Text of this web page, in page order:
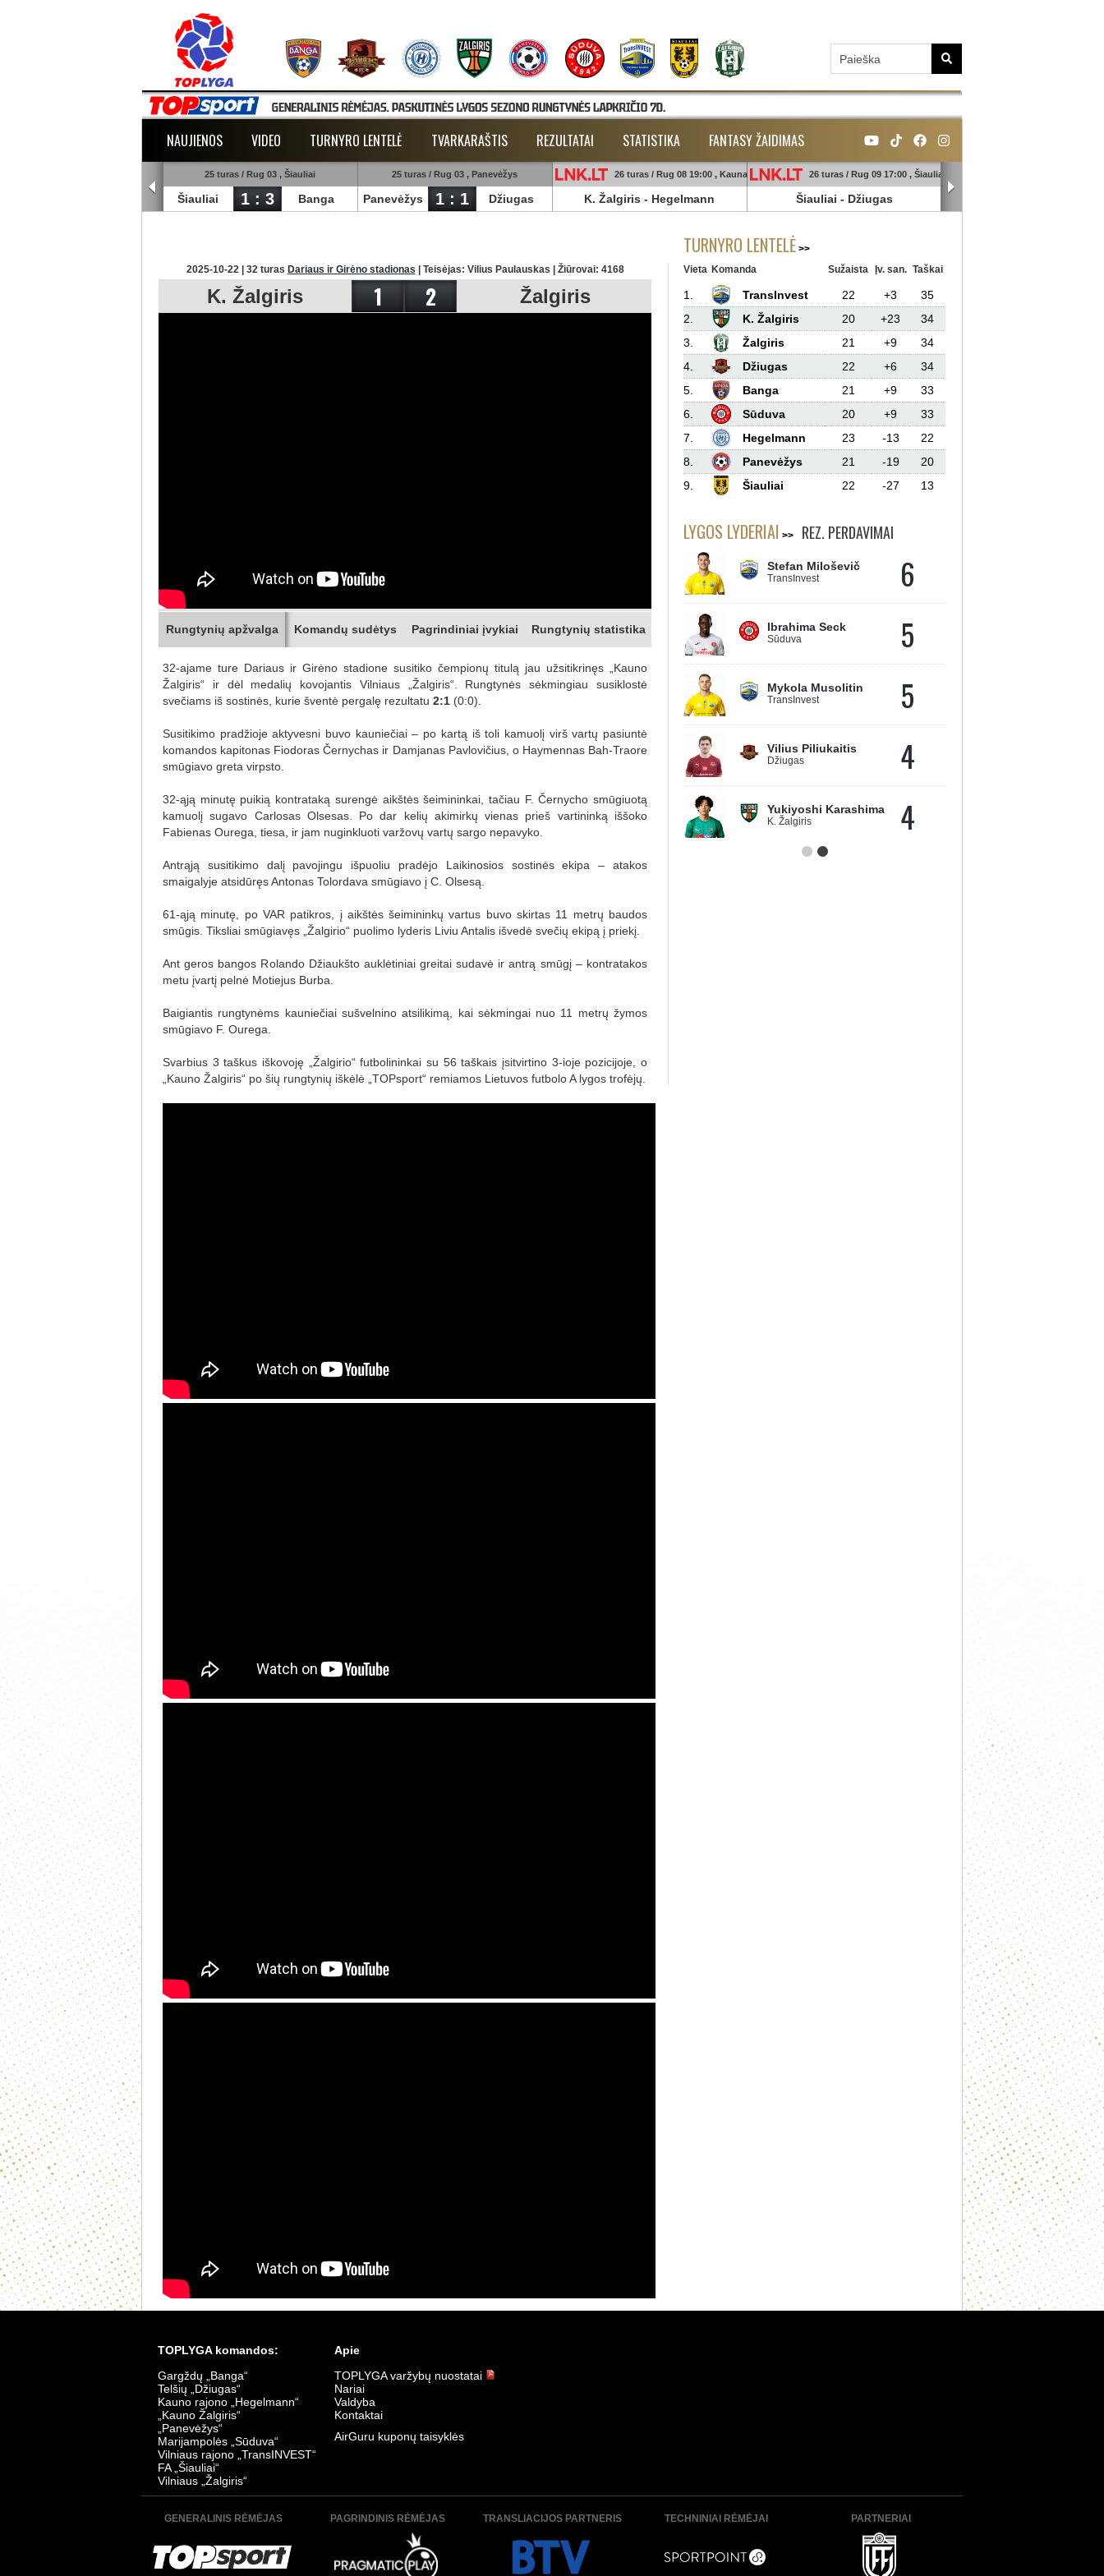
NAUJIENOS VIDEO TURNYRO LENTELĖ TVARKARAŠTIS REZULTATAI STATISTIKA FANTASY ŽAIDIMAS
25 turas / Rug 03 , Šiauliai
Šiauliai 1 : 3 Banga
25 turas / Rug 03 , Panevėžys
Panevėžys 1 : 1 Džiugas
26 turas / Rug 08 19:00 , Kaunas
K. Žalgiris - Hegelmann
26 turas / Rug 09 17:00 , Šiauliai
Šiauliai - Džiugas
2025-10-22 | 32 turas Dariaus ir Girėno stadionas | Teisėjas: Vilius Paulauskas | Žiūrovai: 4168
K. Žalgiris 1 2 Žalgiris
Rungtynių apžvalga Komandų sudėtys Pagrindiniai įvykiai Rungtynių statistika
32-ajame ture Dariaus ir Girėno stadione susitiko čempionų titulą jau užsitikrinęs „Kauno
Žalgiris“ ir dėl medalių kovojantis Vilniaus „Žalgiris“. Rungtynės sėkmingiau susiklostė
svečiams iš sostinės, kurie šventė pergalę rezultatu 2:1 (0:0).
Susitikimo pradžioje aktyvesni buvo kauniečiai – po kartą iš toli kamuolį virš vartų pasiuntė
komandos kapitonas Fiodoras Černychas ir Damjanas Pavlovičius, o Haymennas Bah-Traore
smūgiavo greta virpsto.
32-ąją minutę puikią kontrataką surengė aikštės šeimininkai, tačiau F. Černycho smūgiuotą
kamuolį sugavo Carlosas Olsesas. Po dar kelių akimirkų vienas prieš vartininką iššoko
Fabienas Ourega, tiesa, ir jam nuginkluoti varžovų vartų sargo nepavyko.
Antrąją susitikimo dalį pavojingu išpuoliu pradėjo Laikinosios sostinės ekipa – atakos
smaigalyje atsidūręs Antonas Tolordava smūgiavo į C. Olsesą.
61-ąją minutę, po VAR patikros, į aikštės šeimininkų vartus buvo skirtas 11 metrų baudos
smūgis. Tiksliai smūgiavęs „Žalgirio“ puolimo lyderis Liviu Antalis išvedė svečių ekipą į priekį.
Ant geros bangos Rolando Džiaukšto auklėtiniai greitai sudavė ir antrą smūgį – kontratakos
metu įvartį pelnė Motiejus Burba.
Baigiantis rungtynėms kauniečiai sušvelnino atsilikimą, kai sėkmingai nuo 11 metrų žymos
smūgiavo F. Ourega.
Svarbius 3 taškus iškovoję „Žalgirio“ futbolininkai su 56 taškais įsitvirtino 3-ioje pozicijoje, o
„Kauno Žalgiris“ po šių rungtynių iškėlė „TOPsport“ remiamos Lietuvos futbolo A lygos trofėjų.
TURNYRO LENTELĖ
Vieta Komanda Sužaista Įv. san. Taškai
1. TransInvest 22 +3
35
2.
K. Žalgiris 20 +23
34
3.
Žalgiris 21 +9
34
4.
Džiugas 22 +6
34
5.
Banga 21 +9
33
6.
Sūduva 20 +9
33
7.
Hegelmann 23 -13
22
8.
Panevėžys 21 -19
20
9.
Šiauliai 22 -27 13
LYGOS LYDERIAI REZ. PERDAVIMAI
Stefan Miloševič
TransInvest 6
Ibrahima Seck
Sūduva 5
Mykola Musolitin
TransInvest 5
Vilius Piliukaitis
Džiugas 4
Yukiyoshi Karashima
K. Žalgiris 4
TOPLYGA komandos:
Gargždų „Banga“
Telšių „Džiugas“
Kauno rajono „Hegelmann“
„Kauno Žalgiris“
„Panevėžys“
Marijampolės „Sūduva“
Vilniaus rajono „TransINVEST“
FA „Šiauliai“
Vilniaus „Žalgiris“
Apie
TOPLYGA varžybų nuostatai
Nariai
Valdyba
Kontaktai
AirGuru kuponų taisyklės
GENERALINIS RĖMĖJAS PAGRINDINIS RĖMĖJAS TRANSLIACIJOS PARTNERIS TECHNINIAI RĖMĖJAI PARTNERIAI